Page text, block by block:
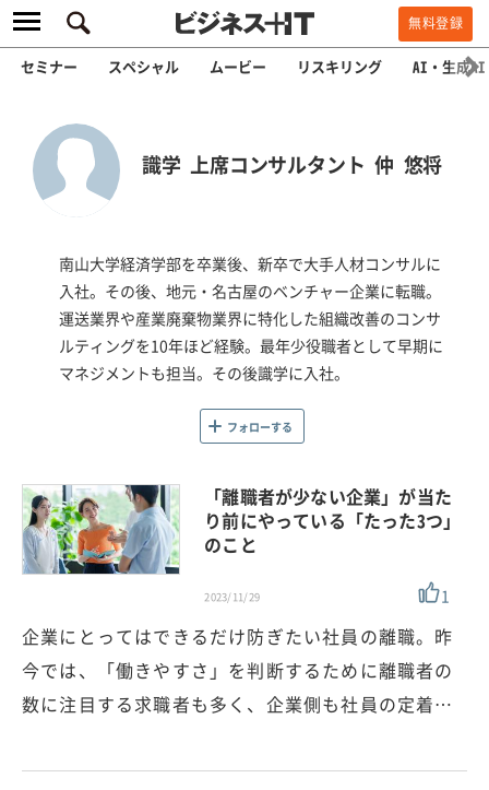
無料登録
セミナー スペシャル ムービー リスキリング AI・生成AI
識学 上席コンサルタント 仲 悠将
南山大学経済学部を卒業後、新卒で大手人材コンサルに
入社。その後、地元・名古屋のベンチャー企業に転職。
運送業界や産業廃棄物業界に特化した組織改善のコンサ
ルティングを10年ほど経験。最年少役職者として早期に
マネジメントも担当。その後識学に入社。
フォローする
「離職者が少ない企業」が当た
り前にやっている「たった3つ」
のこと
2023/11/29 1
企業にとってはできるだけ防ぎたい社員の離職。昨
今では、「働きやすさ」を判断するために離職者の
数に注目する求職者も多く、企業側も社員の定着…